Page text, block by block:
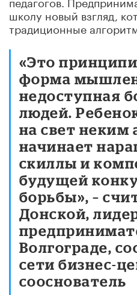
школу новый взгляд,
традиционные
«Это
форма
недоступная
людей.
на свет неким
начинает
скиллы и
будущей
борьбы», –
Донской,
Волгограде,
сети бизнес-
сооснователь